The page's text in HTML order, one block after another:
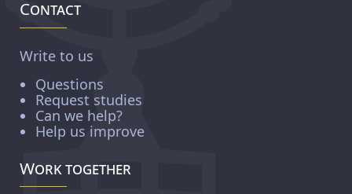
Contact
Write to us
Questions
Request studies
Can we help?
Help us improve
Work together